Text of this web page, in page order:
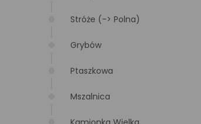
Stróże (-> Polna)
Grybów
Ptaszkowa
Mszalnica